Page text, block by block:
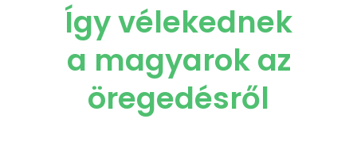
Így vélekednek
a magyarok az
öregedésről